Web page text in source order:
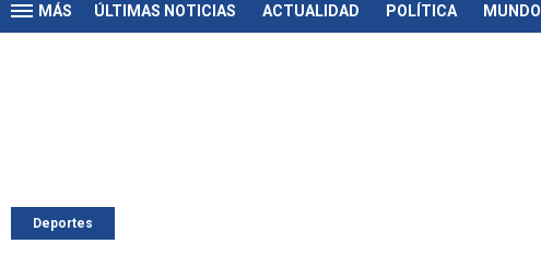
MÁS ÚLTIMAS NOTICIAS ACTUALIDAD POLÍTICA MUNDO
Deportes